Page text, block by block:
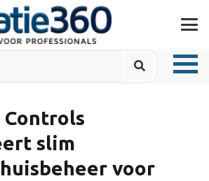
slim
voor